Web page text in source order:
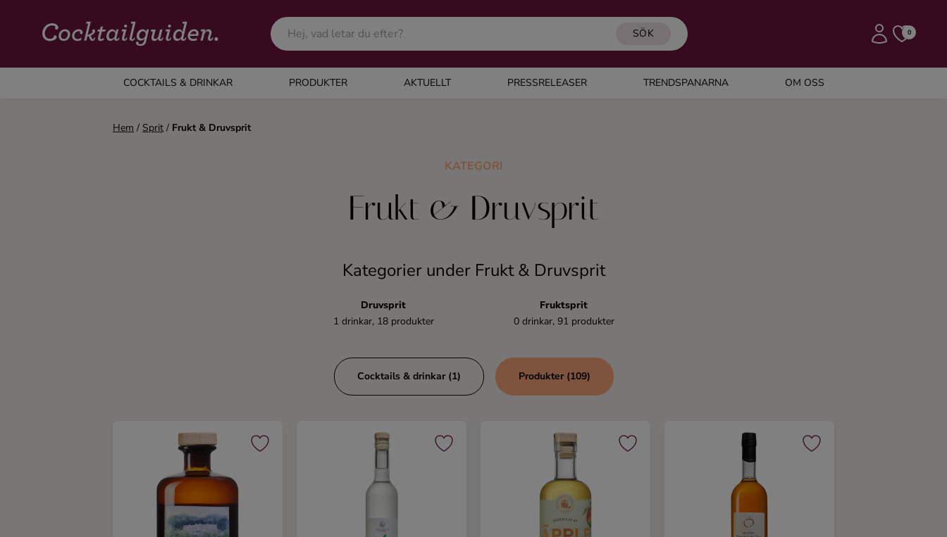
SÖK 0
COCKTAILS & DRINKAR PRODUKTER AKTUELLT PRESSRELEASER TRENDSPANARNA OM OSS
COCKTAILS & DRINKAR
Alla cocktails & drinkar
Hem / Sprit / Frukt & Druvsprit
KATEGORI
Frukt & Druvsprit
Kategorier under Frukt & Druvsprit
Druvsprit
1 drinkar, 18 produkter
Fruktsprit
0 drinkar, 91 produkter
Cocktails & drinkar (1) Produkter (109)